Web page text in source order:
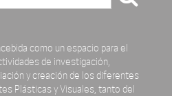
como un espacio para el
de investigación,
y creación de los diferentes
Plásticas y Visuales, tanto del